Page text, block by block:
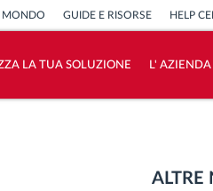
MONDO GUIDE E RISORSE HELP
LA TUA SOLUZIONE L' AZIENDA
ALTRE